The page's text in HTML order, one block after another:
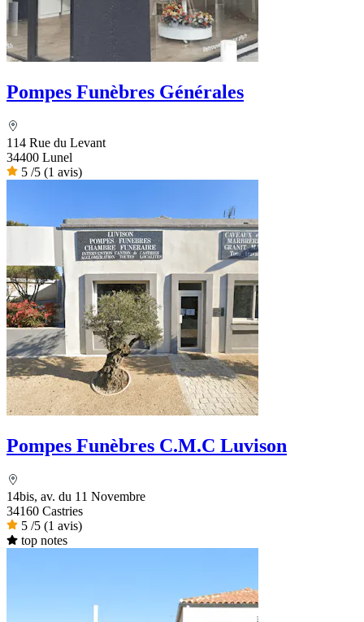
Pompes Funèbres Générales
114 Rue du Levant
34400 Lunel
5 /5 (1 avis)
Pompes Funèbres C.M.C Luvison
14bis, av. du 11 Novembre
34160 Castries
5 /5 (1 avis)
top notes